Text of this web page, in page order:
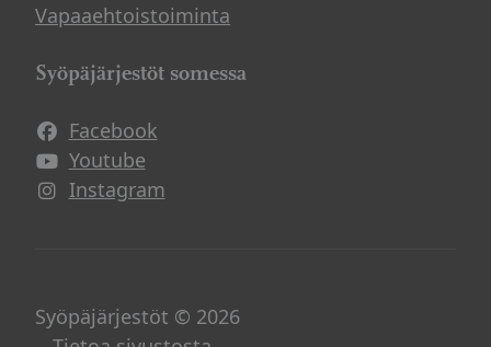
Vapaaehtoistoiminta
Syöpäjärjestöt somessa
Facebook
Avautuu uuteen ikkunaan
Youtube
Avautuu uuteen ikkunaan
Instagram
Avautuu uuteen ikkunaan
Syöpäjärjestöt © 2026